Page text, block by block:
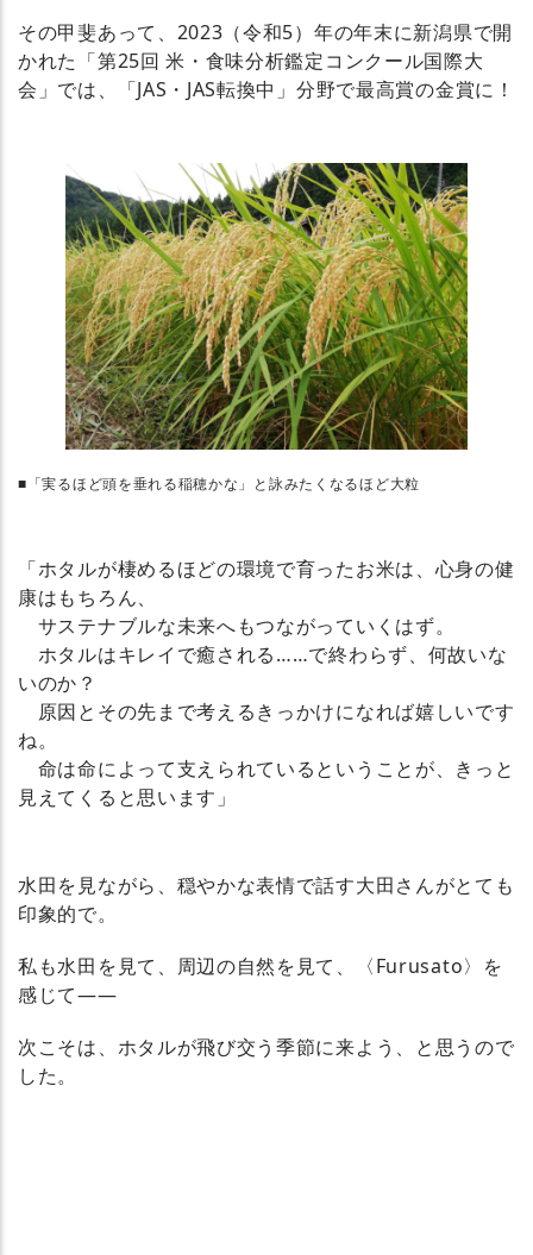
その甲斐あって、2023（令和5）年の年末に新潟県で開
かれた「第25回 米・食味分析鑑定コンクール国際大
会」では、「JAS・JAS転換中」分野で最高賞の金賞に！
■「実るほど頭を垂れる稲穂かな」と詠みたくなるほど大粒
「ホタルが棲めるほどの環境で育ったお米は、心身の健
康はもちろん、
サステナブルな未来へもつながっていくはず。
ホタルはキレイで癒される……で終わらず、何故いな
いのか？
原因とその先まで考えるきっかけになれば嬉しいです
ね。
命は命によって支えられているということが、きっと
見えてくると思います」
水田を見ながら、穏やかな表情で話す大田さんがとても
印象的で。
私も水田を見て、周辺の自然を見て、〈Furusato〉を
感じて――
次こそは、ホタルが飛び交う季節に来よう、と思うので
した。